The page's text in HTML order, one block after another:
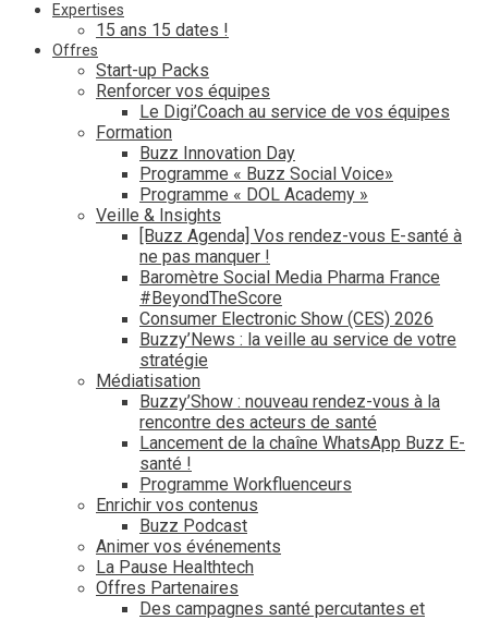
Expertises
15 ans 15 dates !
Offres
Start-up Packs
Renforcer vos équipes
Le Digi’Coach au service de vos équipes
Formation
Buzz Innovation Day
Programme « Buzz Social Voice»
Programme « DOL Academy »
Veille & Insights
[Buzz Agenda] Vos rendez-vous E-santé à
ne pas manquer !
Baromètre Social Media Pharma France
#BeyondTheScore
Consumer Electronic Show (CES) 2026
Buzzy’News : la veille au service de votre
stratégie
Médiatisation
Buzzy’Show : nouveau rendez-vous à la
rencontre des acteurs de santé
Lancement de la chaîne WhatsApp Buzz E-
santé !
Programme Workfluenceurs
Enrichir vos contenus
Buzz Podcast
Animer vos événements
La Pause Healthtech
Offres Partenaires
Des campagnes santé percutantes et